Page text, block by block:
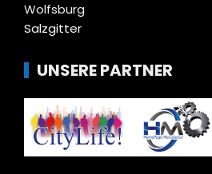
Wolfsburg
Salzgitter
UNSERE PARTNER